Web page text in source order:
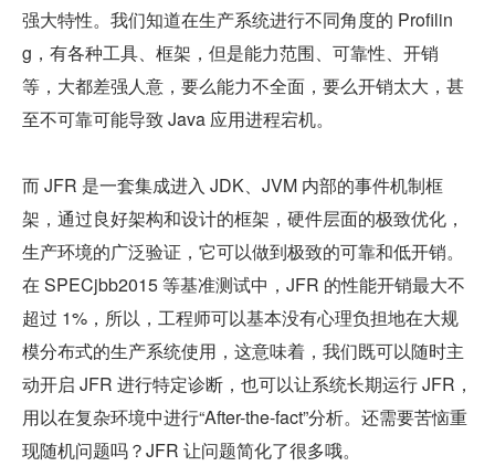
强大特性。我们知道在生产系统进行不同角度的 Profilin
g，有各种工具、框架，但是能力范围、可靠性、开销
等，大都差强人意，要么能力不全面，要么开销太大，甚
至不可靠可能导致 Java 应用进程宕机。
而 JFR 是一套集成进入 JDK、JVM 内部的事件机制框
架，通过良好架构和设计的框架，硬件层面的极致优化，
生产环境的广泛验证，它可以做到极致的可靠和低开销。
在 SPECjbb2015 等基准测试中，JFR 的性能开销最大不
超过 1%，所以，工程师可以基本没有心理负担地在大规
模分布式的生产系统使用，这意味着，我们既可以随时主
动开启 JFR 进行特定诊断，也可以让系统长期运行 JFR，
用以在复杂环境中进行“After-the-fact”分析。还需要苦恼重
现随机问题吗？JFR 让问题简化了很多哦。